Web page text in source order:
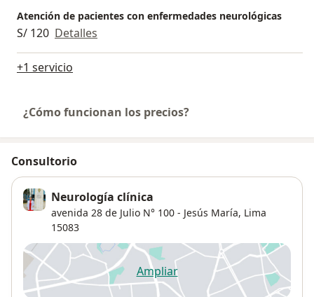
Atención de pacientes con enfermedades neurológicas
S/ 120 Detalles
+1 servicio
¿Cómo funcionan los precios?
Consultorio
Neurología clínica
avenida 28 de Julio N° 100 - Jesús María, Lima
15083
Ampliarse abre en una nueva